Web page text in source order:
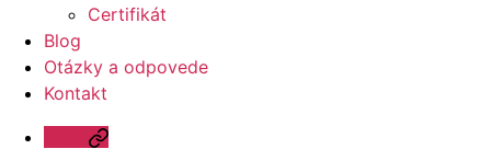
Certifikát
Blog
Otázky a odpovede
Kontakt